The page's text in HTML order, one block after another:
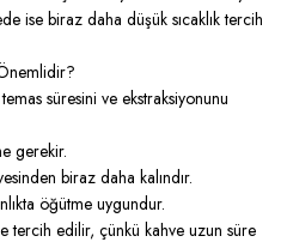
ise biraz daha düşük sıcaklık tercih
süresini ve ekstraksiyonunu
gerekir.
biraz daha kalındır.
öğütme uygundur.
tercih edilir, çünkü kahve uzun süre